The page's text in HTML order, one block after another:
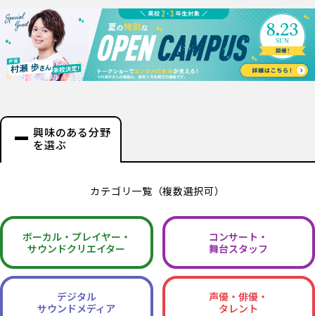
興味のある分野
を選ぶ
カテゴリ一覧（複数選択可）
ボーカル・ プレイヤー・
サウンドクリエイター
コンサート・
舞台スタッフ
デジタル
サウンドメディア
声優・俳優・
タレント